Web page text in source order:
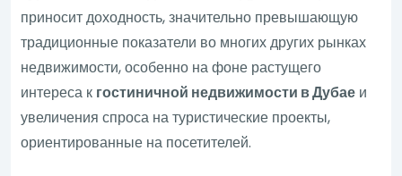
приносит доходность, значительно превышающую
традиционные показатели во многих других рынках
недвижимости, особенно на фоне растущего
интереса к гостиничной недвижимости в Дубае и
увеличения спроса на туристические проекты,
ориентированные на посетителей.